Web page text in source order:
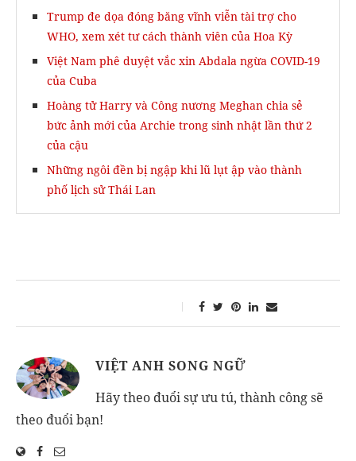
Trump đe dọa đóng băng vĩnh viễn tài trợ cho
WHO, xem xét tư cách thành viên của Hoa Kỳ
Việt Nam phê duyệt vắc xin Abdala ngừa COVID-19
của Cuba
Hoàng tử Harry và Công nương Meghan chia sẻ
bức ảnh mới của Archie trong sinh nhật lần thứ 2
của cậu
Những ngôi đền bị ngập khi lũ lụt ập vào thành
phố lịch sử Thái Lan
VIỆT ANH SONG NGỮ
Hãy theo đuổi sự ưu tú, thành công sẽ
theo đuổi bạn!